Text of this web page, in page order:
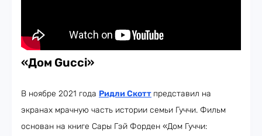
«Дом Gucci»
В ноябре 2021 года Ридли Скотт представил на
экранах мрачную часть истории семьи Гуччи. Фильм
основан на книге Сары Гэй Форден «Дом Гуччи: